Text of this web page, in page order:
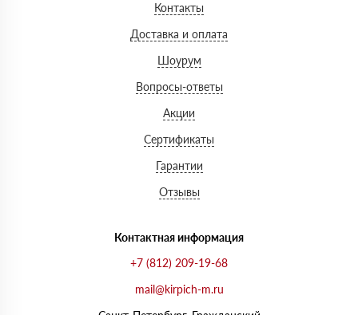
Контакты
Доставка и оплата
Шоурум
Вопросы-ответы
Акции
Сертификаты
Гарантии
Отзывы
Контактная информация
+7 (812) 209-19-68
mail@kirpich-m.ru